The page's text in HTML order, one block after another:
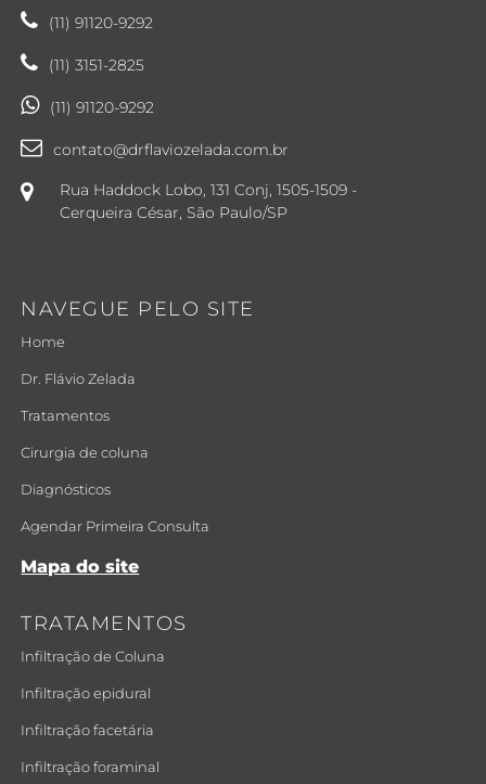
(11) 91120-9292
(11) 3151-2825
(11) 91120-9292
contato@drflaviozelada.com.br
Rua Haddock Lobo, 131 Conj, 1505-1509 -
Cerqueira César, São Paulo/SP
NAVEGUE PELO SITE
Home
Dr. Flávio Zelada
Tratamentos
Cirurgia de coluna
Diagnósticos
Agendar Primeira Consulta
Mapa do site
TRATAMENTOS
Infiltração de Coluna
Infiltração epidural
Infiltração facetária
Infiltração foraminal